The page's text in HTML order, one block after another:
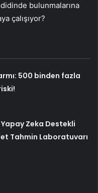
bulunmalarına
çalışıyor?
500 binden fazla
Zeka Destekli
Tahmin Laboratuvarı